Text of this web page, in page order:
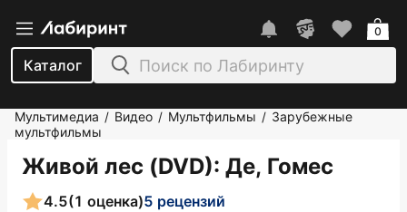
Каталог
0
Мультимедиа / Видео / Мультфильмы / Зарубежные
мультфильмы
Живой лес (DVD): Де, Гомес
4.5(1 оценка)5 рецензий